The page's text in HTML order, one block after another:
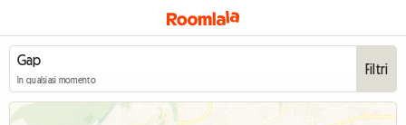
In qualsiasi momento
Filtri